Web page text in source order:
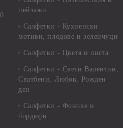
пейзажи
Салфетки - Кухненски
мотиви, плодове и зеленчуци
Салфетки - Цветя и листа
Салфетки - Свети Валентин,
Сватбени, Любов, Рожден
ден
Салфетки - Фонове и
бордюри